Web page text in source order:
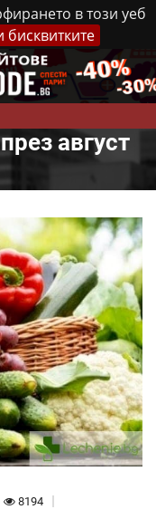
в този уеб
бисквитките
Контакти
август
8194